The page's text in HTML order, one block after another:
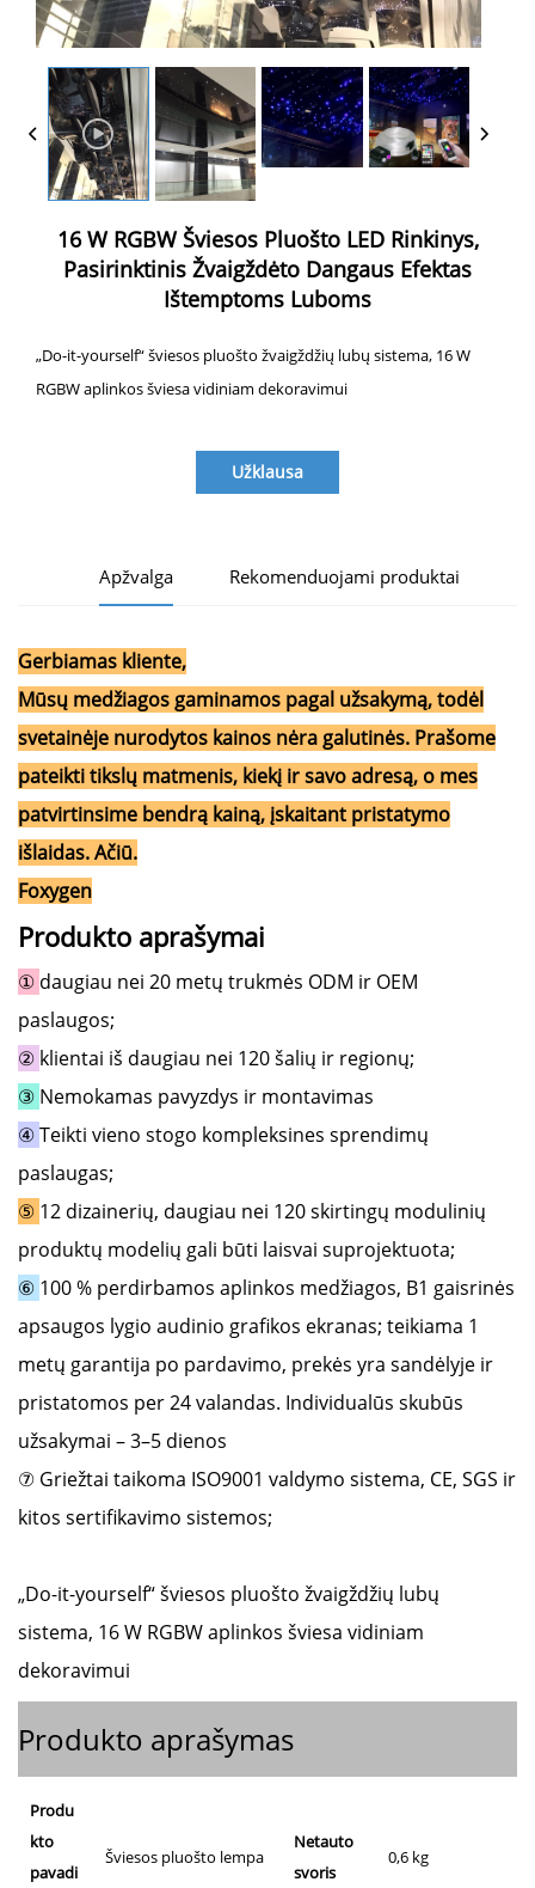
16 W RGBW Šviesos Pluošto LED Rinkinys,
Pasirinktinis Žvaigždėto Dangaus Efektas
Ištemptoms Luboms
„Do-it-yourself“ šviesos pluošto žvaigždžių lubų sistema, 16 W
RGBW aplinkos šviesa vidiniam dekoravimui
Užklausa
Apžvalga Rekomenduojami produktai
Gerbiamas kliente,
Mūsų medžiagos gaminamos pagal užsakymą, todėl
svetainėje nurodytos kainos nėra galutinės. Prašome
pateikti tikslų matmenis, kiekį ir savo adresą, o mes
patvirtinsime bendrą kainą, įskaitant pristatymo
išlaidas. Ačiū.
Foxygen
Produkto aprašymai
① daugiau nei 20 metų trukmės ODM ir OEM
paslaugos;
② klientai iš daugiau nei 120 šalių ir regionų;
③ Nemokamas pavyzdys ir montavimas
④Teikti vieno stogo kompleksines sprendimų
paslaugas;
⑤ 12 dizainerių, daugiau nei 120 skirtingų modulinių
produktų modelių gali būti laisvai suprojektuota;
⑥ 100 % perdirbamos aplinkos medžiagos, B1 gaisrinės
apsaugos lygio audinio grafikos ekranas; teikiama 1
metų garantija po pardavimo, prekės yra sandėlyje ir
pristatomos per 24 valandas. Individualūs skubūs
užsakymai – 3–5 dienos
⑦ Griežtai taikoma ISO9001 valdymo sistema, CE, SGS ir
kitos sertifikavimo sistemos;
„Do-it-yourself“ šviesos pluošto žvaigždžių lubų
sistema, 16 W RGBW aplinkos šviesa vidiniam
dekoravimui
Produkto aprašymas
Produ
kto
pavadi
Šviesos pluošto lempa
Netauto
svoris
0,6 kg